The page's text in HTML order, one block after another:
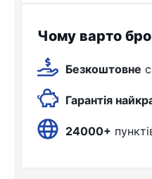
Чому варто
Безкоштовне
Гарантія
24000+